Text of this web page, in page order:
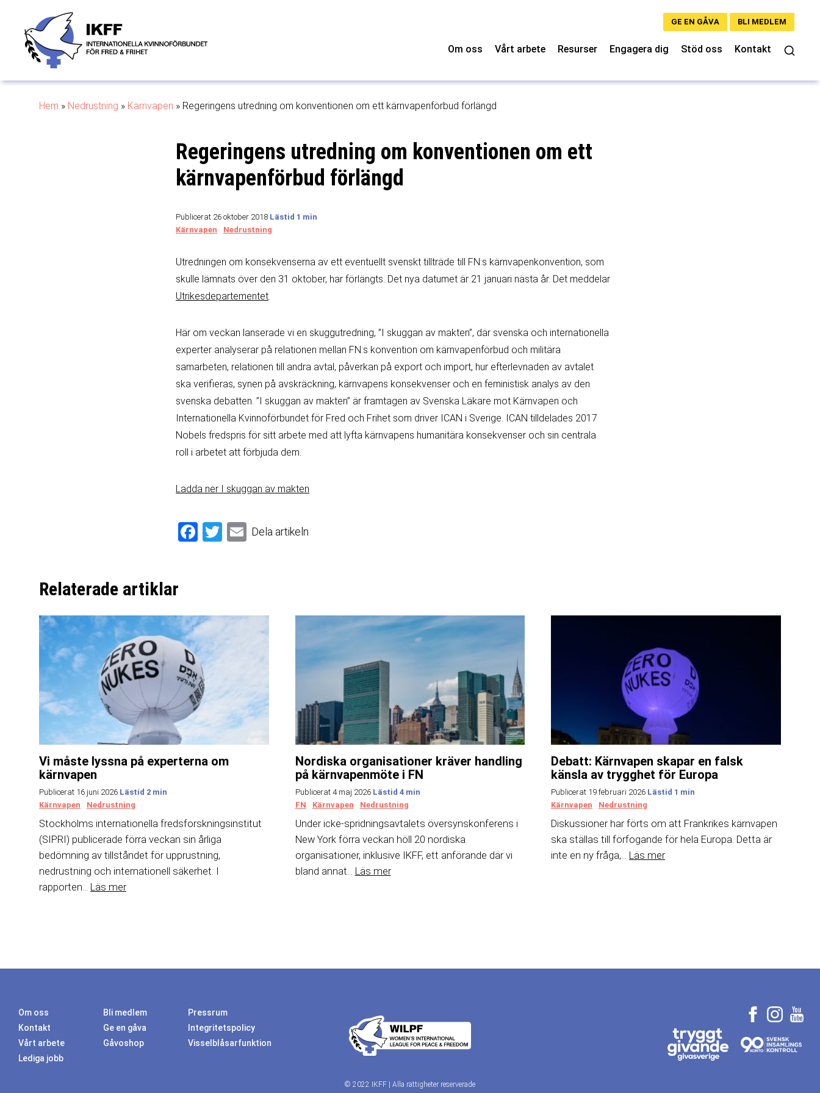
BLI MEDLEM
GE EN GÅVA
Om oss Vårt arbete Resurser Engagera dig Stöd oss Kontakt
Hem » Nedrustning » Kärnvapen » Regeringens utredning om konventionen om ett kärnvapenförbud förlängd
Regeringens utredning om konventionen om ett
kärnvapenförbud förlängd
Publicerat 26 oktober 2018
Kärnvapen
Nedrustning
Utredningen om konsekvenserna av ett eventuellt svenskt tillträde till FN:s kärnvapenkonvention, som
skulle lämnats över den 31 oktober, har förlängts. Det nya datumet är 21 januari nästa år. Det meddelar
Utrikesdepartementet.
Här om veckan lanserade vi en skuggutredning, ”I skuggan av makten”, där svenska och internationella
experter analyserar på relationen mellan FN:s konvention om kärnvapenförbud och militära
samarbeten, relationen till andra avtal, påverkan på export och import, hur efterlevnaden av avtalet
ska verifieras, synen på avskräckning, kärnvapens konsekvenser och en feministisk analys av den
svenska debatten. ”I skuggan av makten” är framtagen av Svenska Läkare mot Kärnvapen och
Internationella Kvinnoförbundet för Fred och Frihet som driver ICAN i Sverige. ICAN tilldelades 2017
Nobels fredspris för sitt arbete med att lyfta kärnvapens humanitära konsekvenser och sin centrala
roll i arbetet att förbjuda dem.
Ladda ner I skuggan av makten
Facebook
TwitterEmail
Dela artikeln
Relaterade artiklar
Vi måste lyssna på experterna om
kärnvapen
Publicerat 16 juni 2026
Kärnvapen
Nedrustning
Stockholms internationella fredsforskningsinstitut
(SIPRI) publicerade förra veckan sin årliga
bedömning av tillståndet för upprustning,
nedrustning och internationell säkerhet. I
rapporten... Läs mer
Nordiska organisationer kräver handling
på kärnvapenmöte i FN
Publicerat 4 maj 2026
FN
Kärnvapen Nedrustning
Under icke-spridningsavtalets översynskonferens i
New York förra veckan höll 20 nordiska
organisationer, inklusive IKFF, ett anförande där vi
bland annat... Läs mer
Debatt: Kärnvapen skapar en falsk
känsla av trygghet för Europa
Publicerat 19 februari 2026
Kärnvapen
Nedrustning
Diskussioner har förts om att Frankrikes kärnvapen
ska ställas till förfogande för hela Europa. Detta är
inte en ny fråga,... Läs mer
Om oss Bli medlem
Pressrum
Kontakt
Ge en gåva
Integritetspolicy
Vårt arbete
Gåvoshop
Visselblåsarfunktion
Lediga jobb
© 2022 IKFF | Alla rättigheter reserverade